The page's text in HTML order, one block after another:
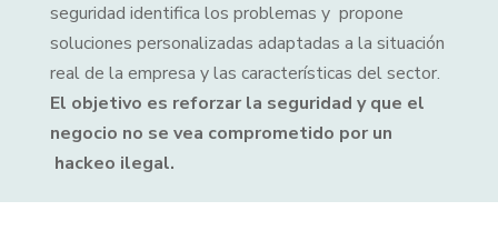
seguridad identifica los problemas y propone
soluciones personalizadas adaptadas a la situación
real de la empresa y las características del sector.
El objetivo es reforzar la seguridad y que el
negocio no se vea comprometido por un
hackeo ilegal.